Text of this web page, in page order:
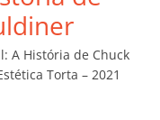
k h
ar
A História de Chuck
Torta – 2021